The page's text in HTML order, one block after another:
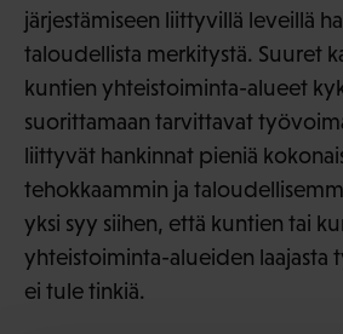
järjestämiseen liittyvillä leveillä
taloudellista merkitystä. Suuret
kuntien yhteistoiminta-alueet
suorittamaan tarvittavat
liittyvät hankinnat pieniä
tehokkaammin ja
yksi syy siihen, että kuntien tai
yhteistoiminta-alueiden laajasta
ei tule tinkiä.